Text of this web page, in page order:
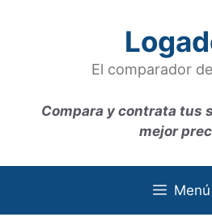
El comparador
Compara y contrata tus
mejor
Menú